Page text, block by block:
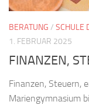
BERATUNG / SCHULE
1. FEBRUAR 2025
FINANZEN,
Finanzen, Steuern,
Mariengymnasium